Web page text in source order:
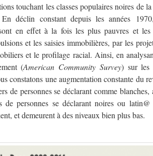
touchant les classes populaires noires de
déclin constant depuis les années
en effet à la fois les plus pauvres et les
et les saisies immobilières, par les
et le profilage racial. Ainsi, en
(American Community Survey) sur les
constatons une augmentation constante du
de personnes se déclarant comme blanches,
de personnes se déclarant noires ou latin@
et demeurent à des niveaux bien plus bas.